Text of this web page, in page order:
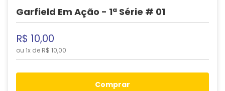
Garfield Em Ação - 1ª Série # 01
R$ 10,00
ou 1x de R$ 10,00
comprar